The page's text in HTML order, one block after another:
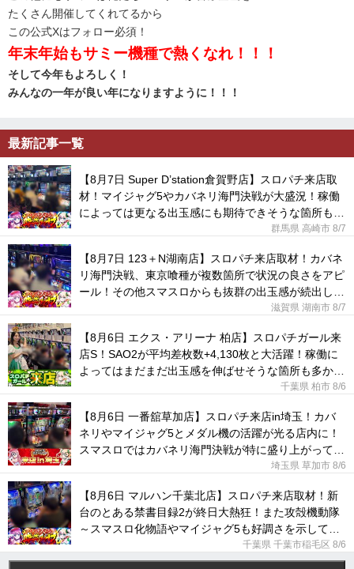
たくさん開催してくれてるから
この公式Xはフォロー必須！
年末年始もサミー機種で熱くなれ！！！
そして今年もよろしく！
みんなの一年が良い年になりますように！！！
最新記事一覧
【8月7日 Super D’station倉賀野店】スロパチ来店取
材！マイジャグ5やカバネリ海門決戦が大盛況！稼働
によっては更なる出玉感にも期待できそうな箇所も見
群馬県 高崎市 8/7
【8月7日 123＋N湖南店】スロパチ来店取材！カバネ
リ海門決戦、東京喰種が複数箇所で状況の良さをアピ
ール！その他スマスロからも抜群の出玉感が続出して
滋賀県 湖南市 8/7
【8月6日 エクス・アリーナ 柏店】スロパチガール来
店S！SAO2が平均差枚数+4,130枚と大活躍！稼働に
よってはまだまだ出玉感を伸ばせそうな箇所も多かっ
千葉県 柏市 8/6
【8月6日 一番舘草加店】スロパチ来店in埼玉！カバ
ネリやマイジャグ5とメダル機の活躍が光る店内に！
スマスロではカバネリ海門決戦が特に盛り上がってい
埼玉県 草加市 8/6
【8月6日 マルハン千葉北店】スロパチ来店取材！新
台のとある禁書目録2が終日大熱狂！また攻殻機動隊
～スマスロ化物語やマイジャグ5も好調さを示してい
千葉県 千葉市稲毛区 8/6